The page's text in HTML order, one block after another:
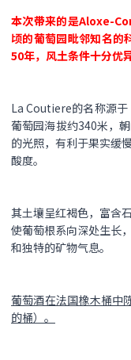
本次带来的是Aloxe-
顷的葡萄园毗邻知名
50年，风土条件十分优异
La Coutiere的名称源
葡萄园海拔约340米，
的光照，有利于果实缓
酸度。
其土壤呈红褐色，富含
使葡萄根系向深处生长
和独特的矿物气息。
葡萄酒在法国橡木桶中
的桶）。